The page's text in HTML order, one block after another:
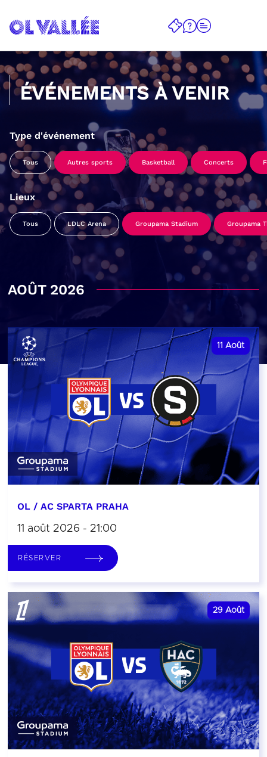
ÉVÉNEMENTS À VENIR
Type d'événement
Tous Autres sports Basketball Concerts
Lieux
Tous LDLC Arena Groupama Stadium Groupama
AOÛT 2026
11 Août
OL / AC SPARTA PRAHA
11 août 2026 - 21:00
RÉSERVER
29 Août